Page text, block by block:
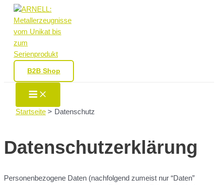
Zum
Inhalt
springen
B2B Shop
Main
Menu
Startseite Datenschutz
Datenschutzerklärung
Personenbezogene Daten (nachfolgend zumeist nur “Daten”